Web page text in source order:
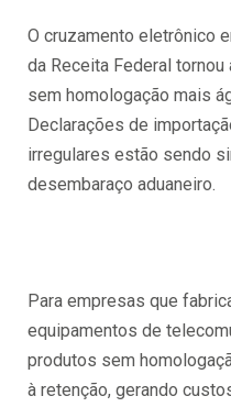
O cruzamento eletrônico
da Receita Federal
sem homologação mais
Declarações de
irregulares estão sendo
desembaraço aduaneiro.
Para empresas que
equipamentos de
produtos sem
à retenção, gerando